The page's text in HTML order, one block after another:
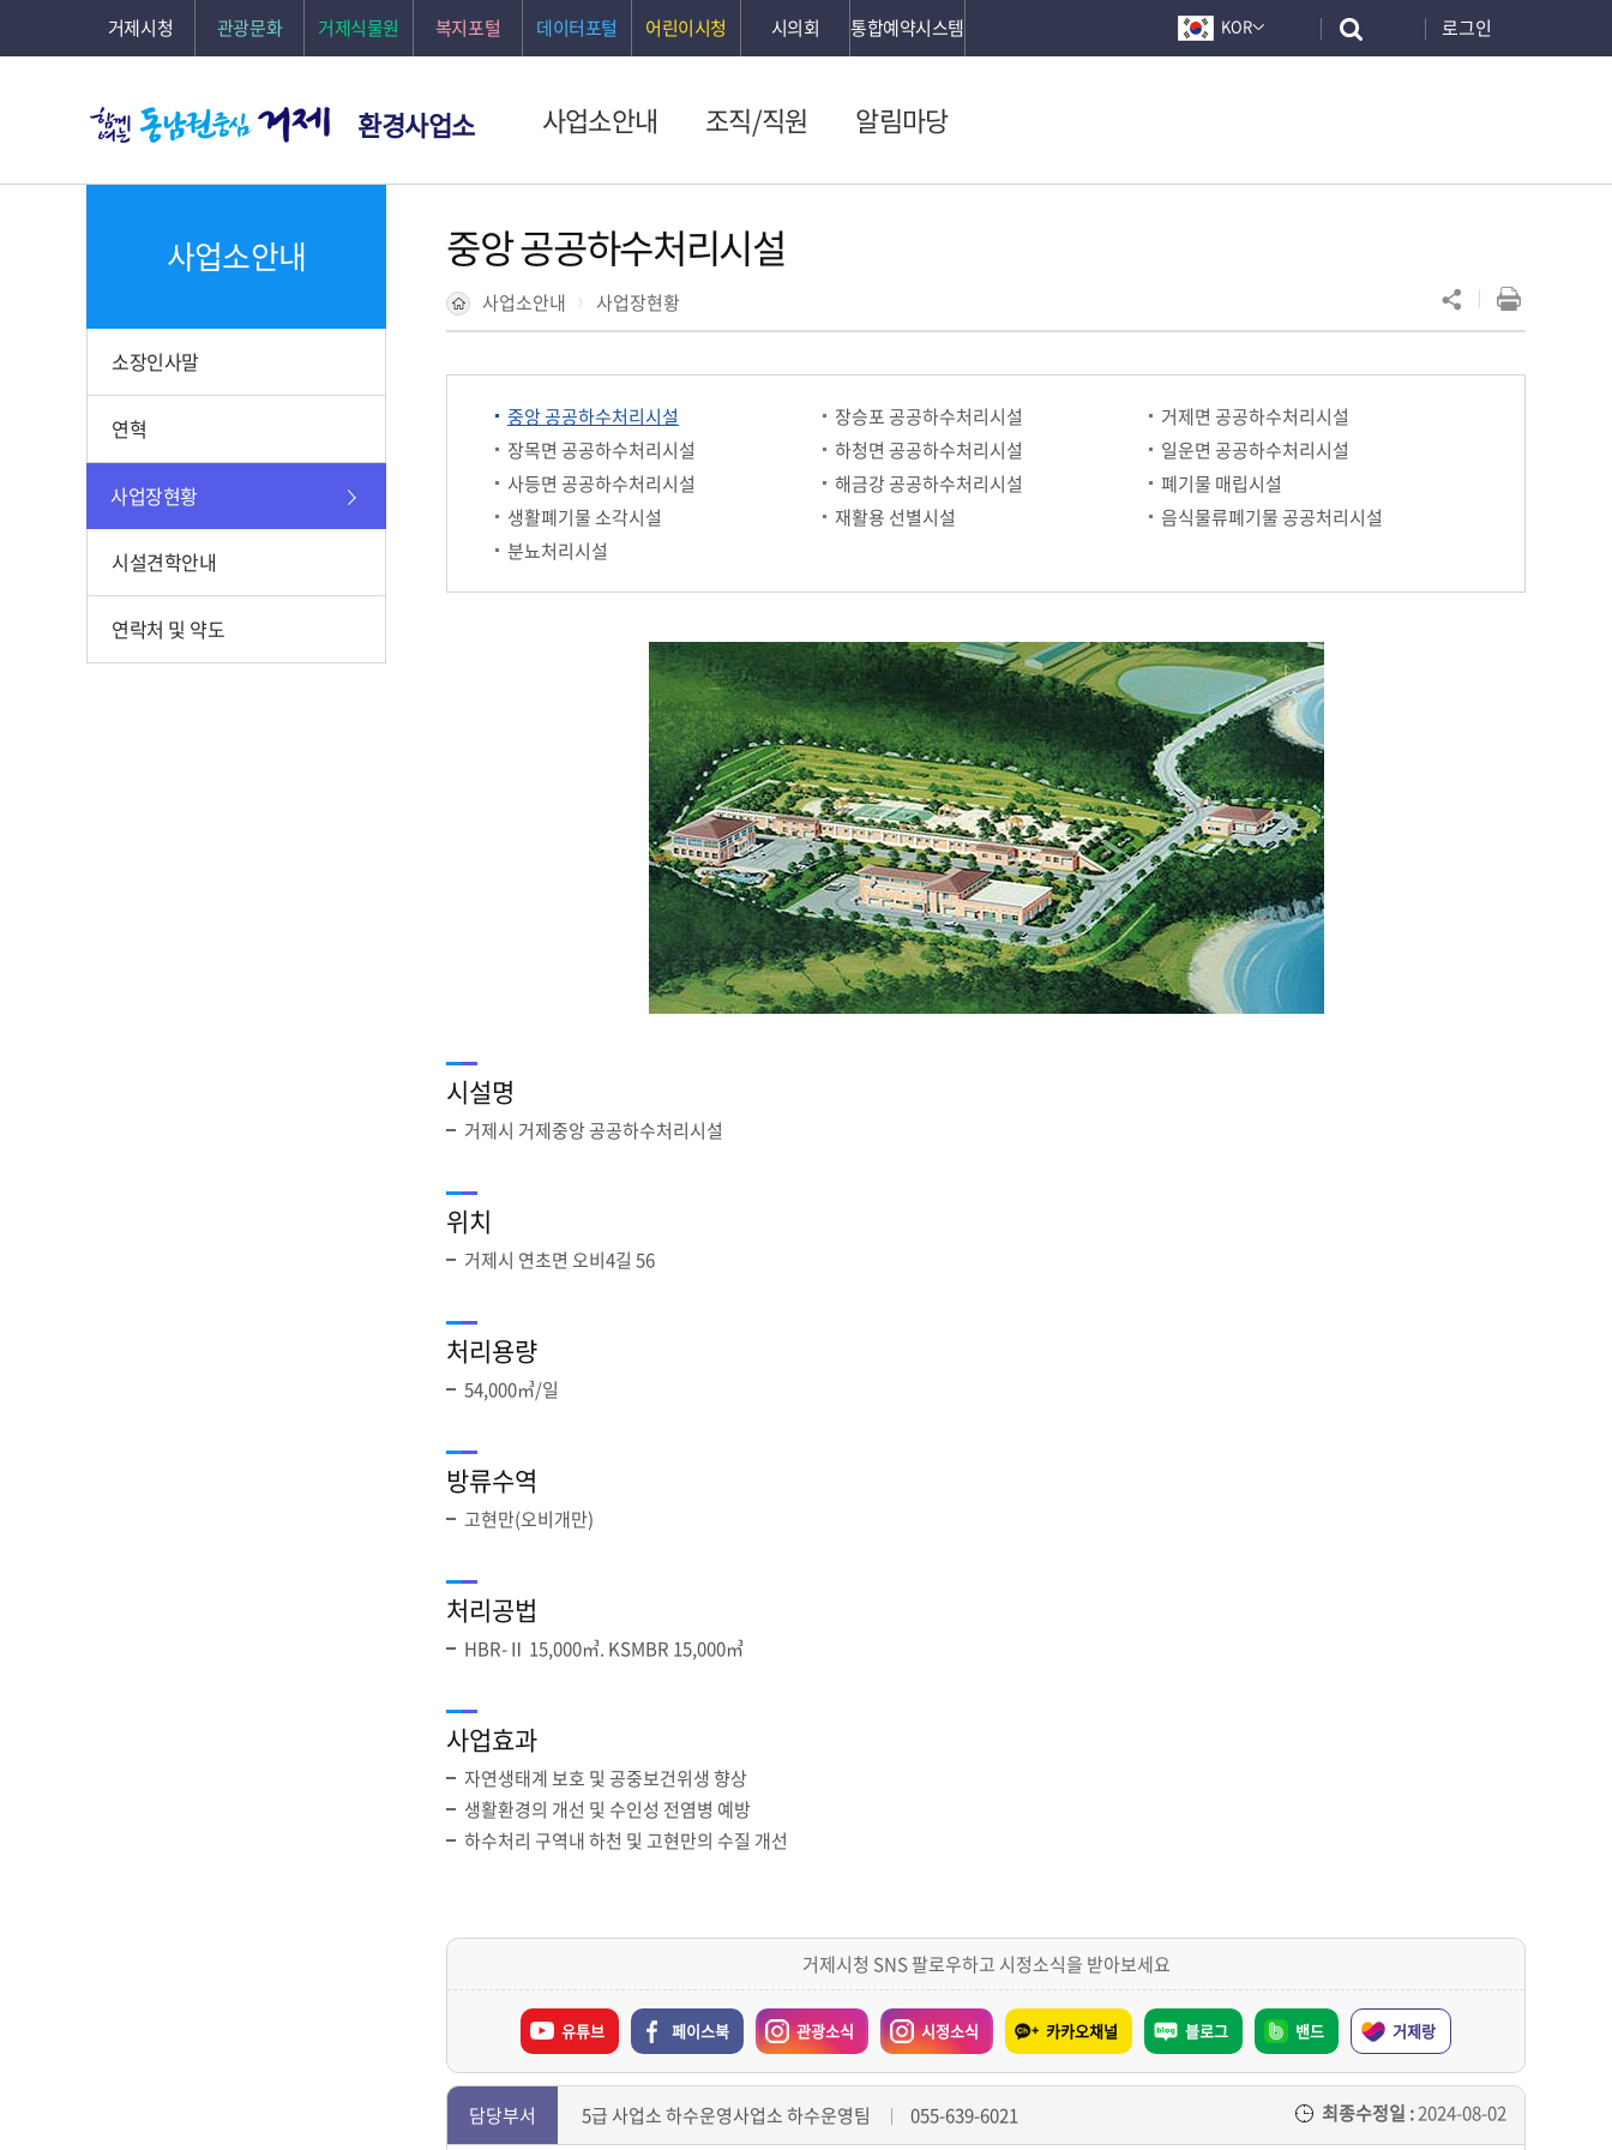
거제시청 관광문화 거제식물원 복지포털 데이터포털 어린이시청 시의회 통합예약시스템 KOR 로그인
환경사업소 사업소안내 조직/직원 알림마당
사업소안내
소장인사말
연혁
사업장현황
시설견학안내
연락처 및 약도
중앙 공공하수처리시설
사업소안내 사업장현황
중앙 공공하수처리시설 장승포 공공하수처리시설
거제면 공공하수처리시설
장목면 공공하수처리시설
하청면 공공하수처리시설
일운면 공공하수처리시설
사등면 공공하수처리시설
해금강 공공하수처리시설
폐기물 매립시설
생활폐기물 소각시설
재활용 선별시설
음식물류폐기물 공공처리시설
분뇨처리시설
시설명
거제시 거제중앙 공공하수처리시설
위치
거제시 연초면 오비4길 56
처리용량
54,000㎥/일
방류수역
고현만(오비개만)
처리공법
HBR-Ⅱ 15,000㎥. KSMBR 15,000㎥
사업효과
자연생태계 보호 및 공중보건위생 향상
생활환경의 개선 및 수인성 전염병 예방
하수처리 구역내 하천 및 고현만의 수질 개선
거제시청 SNS 팔로우하고 시정소식을 받아보세요
유튜브 페이스북 관광소식 시정소식 카카오채널 블로그 밴드 거제랑
담당부서 5급 사업소 하수운영사업소 하수운영팀 055-639-6021 최종수정일 :2024-08-02